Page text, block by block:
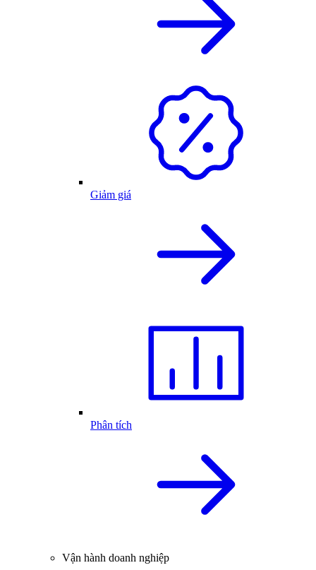
Giảm giá
Phân tích
Vận hành doanh nghiệp